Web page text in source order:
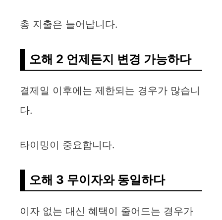
총 지출은 늘어납니다.
오해 2 언제든지 변경 가능하다
결제일 이후에는 제한되는 경우가 많습니
다.
타이밍이 중요합니다.
오해 3 무이자와 동일하다
이자 없는 대신 혜택이 줄어드는 경우가